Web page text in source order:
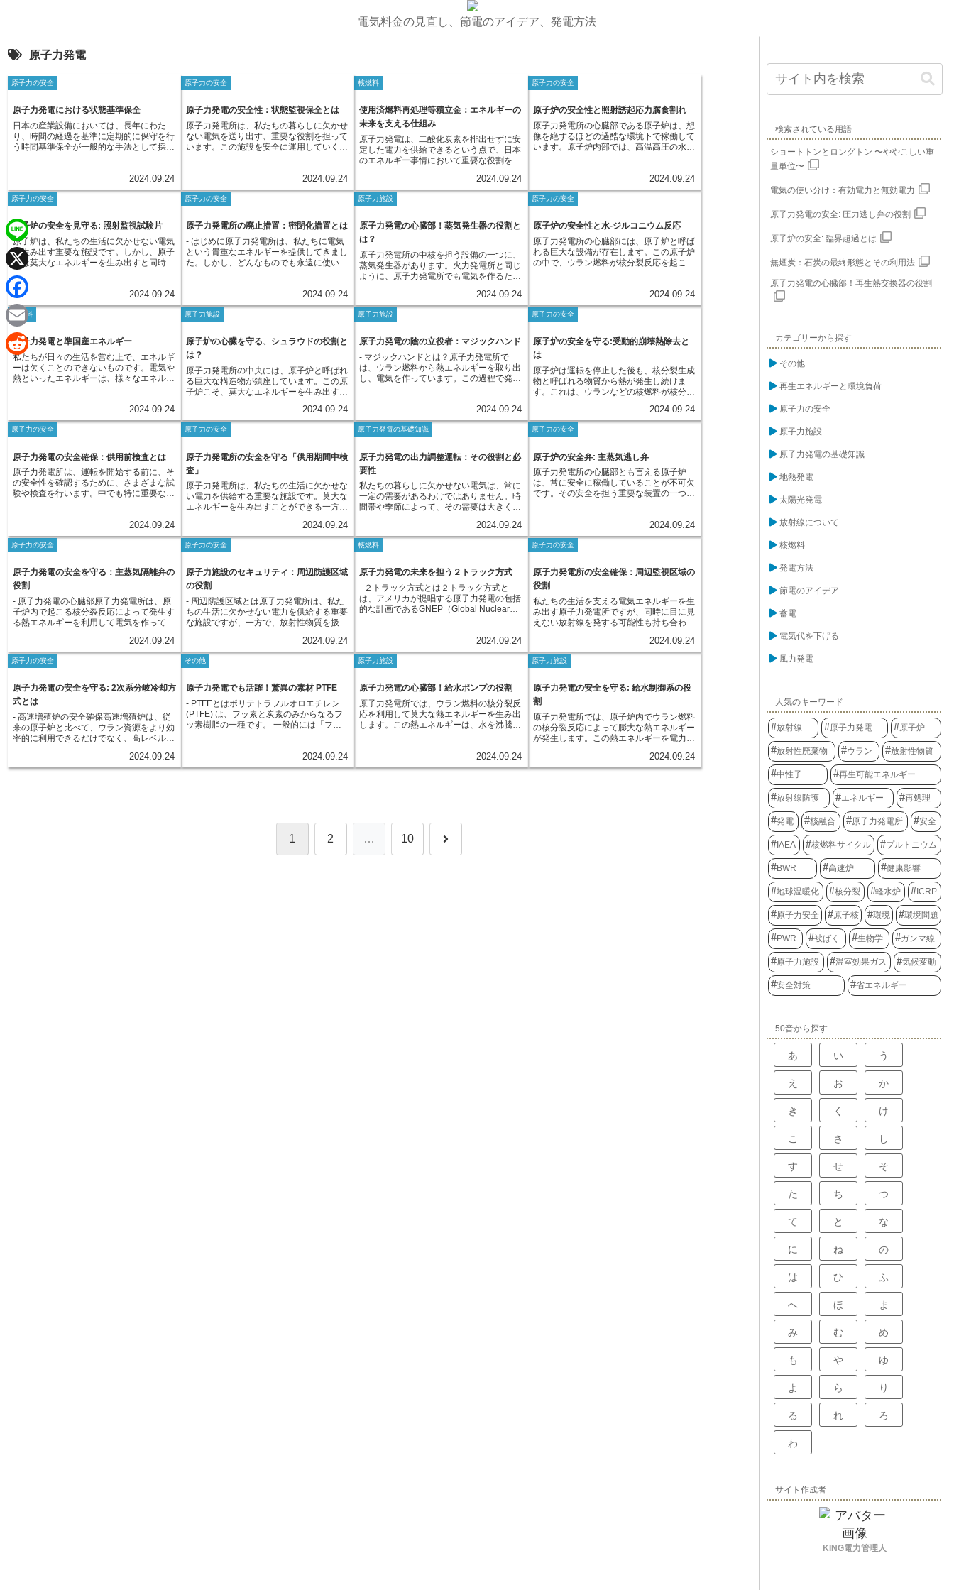
電気料金の見直し、節電のアイデア、発電方法
原子力発電
原子力の安全
原子力発電における状態基準保全
日本の産業設備においては、長年にわた
り、時間の経過を基準に定期的に保守を行
う時間基準保全が一般的な手法として採用
や設備全体の点検を実施するというもので
す。例えば、工場の機械であれば、３ヶ月
に一度、あるいは、稼働時間が1000時間
いった具合です。しかし、この時間基準保
全には、いくつかの問題点が指摘されてい
ます。一つは、設備の実際の状態を考慮せ
ずに、機械的に保守を行ってしまうという
点です。まだ十分に使える状態の部品であ
っても、決められた時期が来れば交換とな
るため、資源の無駄遣いやコスト増加につ
ながりかねません。さらに、必要以上の分
解点検は、設備への負荷を増大させ、結果
的に寿命を縮めてしまうというリスクもは
らんでいます。人が頻繁に機械を分解し、
部品を交換することは、一見、丁寧な保守
のように思えますが、実際には、その過程
で新たな故障を招いたり、部品の劣化を早
めてしまう可能性もあるのです。
2024.09.24
原子力の安全
原子力発電の安全性：状態監視保全とは
原子力発電所は、私たちの暮らしに欠かせ
ない電気を送り出す、重要な役割を担って
います。この施設を安全に運用していくた
ためには適切な保全活動が欠かせません。
ほんの小さな異常も見逃せば、大きな事故
につながりかねないため、様々な保全活動
る保全活動は、大きく分けて「定期検査」
と「予防保全」の二つに分類できます。定
期検査は、法律で定められた期間ごとに行
われる、発電所全体を対象とした大規模な
点検です。この検査では、原子炉やタービ
に、最新技術を用いた検査や、過去の運転
データに基づく評価なども行い、設備の健
全性を多角的に評価します。一方、予防保
視し、異常の兆候を早期に発見して、故障
や事故を未然に防ぐための活動です。例え
ば、センサーを用いて設備の振動や温度、
圧力などを常時監視したり、定期的に設備
の目視点検や油の分析などを行い、異常の
有無を確認します。このように、原子力発
保全活動を通じて、設備の信頼性と安全性
の維持に努めています。
2024.09.24
核燃料
使用済燃料再処理等積立金：エネルギーの
未来を支える仕組み
原子力発電は、二酸化炭素を排出せずに安
定した電力を供給できるという点で、日本
のエネルギー事情において重要な役割を担
発電に伴い使用済燃料が発生します。この
使用済燃料には、放射性物質が含まれてお
り、適切な処理が必要となります。 使用
きるウランやプルトニウムが含まれてお
り、資源の有効活用と放射性廃棄物の減容
化の観点から、再処理を行うことが我が国
の核燃料サイクル政策の基本となっていま
す。再処理とは、使用済燃料からウランと
プルトニウムを分離・回収し、再び原子炉
の燃料として利用できるようにする技術で
す。こうして資源を循環利用することで、
ウラン資源の有効活用と放射性廃棄物の発
生量抑制を同時に実現できます。分離され
発電と呼ばれる発電方法で再びエネルギー
として利用されます。 プルサーマル発電
は、ウラン燃料のみを使用する従来の原子
力発電と比較して、天然ウランの使用量を
抑制し、放射性廃棄物の発生量を低減でき
処理は、資源の有効活用と環境負荷低減の
には高度な技術と費用がかかるため、今後
の技術開発や国際協力が不可欠です。さら
性廃棄物の最終処分についても、国民の理
解と協力が求められています。
2024.09.24
原子力の安全
原子炉の安全性と照射誘起応力腐食割れ
原子力発電所の心臓部である原子炉は、想
像を絶するほどの過酷な環境下で稼働して
います。原子炉内部では、高温高圧の水蒸
このような過酷な環境では、頑丈な金属製
の構造物でさえ、徐々に劣化していく現象
は避けられません。その中でも、特に注意
（IASCC）』と呼ばれる現象です。これ
は、材料が高温の水に触れている状態で、
さらに外部からの圧力や内部の歪みなどに
よって応力が加わると、放射線の影響も相
まって、通常では考えられないほど脆く、
属製のスプーンを想像してみてください。
このスプーンを高温の熱湯に浸し続けなが
ら、同時に曲げたり伸ばしたりする力を加
第に変形し、最終的には折れてしまうでし
ょう。IASCCは、これと似たようなことが
原子炉内部の金属材料で起こるとイメージ
すると分かりやすいかもしれません。この
ように、IASCCは原子力発電所の安全運転
を脅かす可能性のある深刻な問題です。そ
し、その対策を講じるための研究が世界中
で進められています。
2024.09.24
原子力の安全
原子炉の安全を見守る: 照射監視試験片
原子炉は、私たちの生活に欠かせない電気
を生み出す重要な施設です。しかし、原子
炉は莫大なエネルギーを生み出すと同時
に、目に見えない危険も抱えています。原
子炉の中心部では、核分裂反応によって強
烈な放射線が常に発生しています。原子炉
圧力容器は、この危険な放射線から私たち
を守るための重要な役割を担っています。
この容器は、高熱や高圧に耐えるように設
計された頑丈な構造物ですが、常に放射線
を浴び続けることで、その強さに影響が出
ることがあります。原子炉から放出される
放射線には、高速で飛び回る中性子と呼ば
れる小さな粒子が含まれています。中性子
「照射脆化」と呼びます。照射脆化が進む
と、圧力容器の材料は、もろくなってしま
い、衝撃や圧力に弱くなってしまいます。
最悪の場合、亀裂が入ったり、破損したり
する可能性も考えられます。これは、原子
炉の安全性を大きく脅かす重大な事故に繋
がりかねません。そのため、原子炉圧力容
器の状態を常に監視し、材料の脆化を抑制
2024.09.24
原子力の安全
原子力発電所の廃止措置：密閉化措置とは
- はじめに原子力発電所は、私たちに電気
という貴重なエネルギーを提供してきまし
た。しかし、どんなものでも永遠に使い続
は、安全に、そして確実に、運転を停止
し、後始末を行う必要があります。これを
廃止措置と呼びます。廃止措置にはいくつ
つである「密閉化措置」について詳しく解
説していきます。密閉化措置とは、原子炉
や放射性物質を扱う設備などを、人が容易
に立ち入ることができないよう、コンクリ
ートや鋼鉄などで頑丈に密閉する方法で
す。密閉された施設は、厳重な管理と監視
質の漏えいを防ぎます。密閉化措置は、他
の廃止措置と比較して、比較的短期間で完
了できるという利点があります。また、施
作業に伴う放射線被ばくのリスクを低減で
きるというメリットもあります。しかし、
長期間にわたって施設を管理し続ける必要
があるため、その間の費用や環境への影響
を考慮する必要があります。密閉化措置
は、原子力発電所の廃止措置における重要
の状況に応じて、最適な方法を選択してい
くことが大切です。
2024.09.24
原子力施設
原子力発電の心臓部！蒸気発生器の役割と
は？
原子力発電所の中核を担う設備の一つに、
蒸気発生器があります。火力発電所と同じ
ように、原子力発電所でも電気を作るため
す。そのタービンを動かすために欠かせな
いのが、高圧の蒸気です。火力発電所では
石炭や石油などを燃やして水を沸騰させ、
では、原子炉で発生させた熱を利用して蒸
担っているのが蒸気発生器です。蒸気発生
器の内部には多数の細長い管が束状に設置
されており、その管の中を原子炉で熱せら
環しており、熱い管に触れることで冷却水
は沸騰し、高圧の蒸気に変化します。発生
した蒸気はタービンへと送られ、タービン
を回転させることで発電機が動き、電気が
子炉で作られた熱エネルギーを、電気エネ
ルギーに変換する過程で重要な役割を担っ
ています。原子力発電所において、蒸気発
生器はまさに「発電の要」といえるでしょ
う。
2024.09.24
原子力の安全
原子炉の安全性と水-ジルコニウム反応
原子力発電所の心臓部には、原子炉と呼ば
れる巨大な設備が存在します。この原子炉
の中で、ウラン燃料が核分裂反応を起こ
回し、発電機を動かす力の源です。原子炉
内で核分裂反応を起こしているウラン燃料
は、金属製の被覆管と呼ばれる頑丈な容器
燃料が核分裂反応を起こす際に発生する高
温や高圧に耐えうるだけでなく、燃料から
発生する放射性物質が外部に漏れ出すのを
防ぐ役割も担っています。被覆管は、原子
炉の安全性を確保する上で非常に重要な役
割を担っています。もし被覆管が破損した
深刻な事故につながる可能性があります。
そのため、被覆管は、高い強度と耐腐食性
を備えた特別な金属で作られており、製造
います。原子力発電は、二酸化炭素を排出
しないクリーンなエネルギー源として期待
されていますが、安全性を確保するために
は、原子炉の心臓部である燃料をしっかり
と守ることが何よりも重要です。
2024.09.24
核燃料
原子力発電と準国産エネルギー
私たちが日々の生活を営む上で、エネルギ
ーは欠くことのできないものです。電気や
熱といったエネルギーは、様々なエネルギ
られます。一つは、海外からの輸入に頼っ
ているエネルギー源です。もう一つは、国
内でエネルギーを得られる、いわゆる国産
いられる石炭や石油、天然ガスは、そのほ
とんどを輸入に頼っているため、前者の代
表例といえます。一方、水力発電や太陽光
発電、風力発電といった再生可能エネルギ
ーは、太陽光や水の流れ、風の力といった
に分類されるのでしょうか。原子力発電
は、ウランという物質が持つエネルギーを
利用して電気を作っています。しかし、こ
れず、海外からの輸入に依存しています。
そのため、原子力発電は、国産エネルギー
ではなく、火力発電と同様に輸入エネルギ
ーに分類されるのです。
2024.09.24
原子力施設
原子炉の心臓を守る、シュラウドの役割と
は？
原子力発電所の中央には、原子炉と呼ばれ
る巨大な構造物が鎮座しています。この原
子炉こそ、莫大なエネルギーを生み出す源
です。炉心は、原子力発電のまさに中核を
担う部分であり、ウラン燃料を封じた燃料
集合体や、核分裂反応の速度を調整する制
まれています。 燃料集合体の中では、ウ
ランの核分裂反応が連鎖的に起こり、膨大
な熱エネルギーが生まれます。この熱エネ
ルギーを取り出すために、炉心には冷却材
である水が循環しています。水が熱を奪い
ながら蒸気へと変化し、その蒸気がタービ
ンを回転させることで、発電機が駆動し、
電気エネルギーが作り出されるのです。
このように、原子炉の心臓部である炉心
は、核分裂反応という原子力の力を、私た
る、極めて重要な役割を担っているので
す。
2024.09.24
原子力施設
原子力発電の陰の立役者：マジックハンド
- マジックハンドとは？原子力発電所で
は、ウラン燃料から熱エネルギーを取り出
し、電気を作っています。この過程で発生
人体に影響を与える可能性があるため、発
電所内では、放射線を遮蔽したり、離れた
場所から作業を行うなど、様々な工夫が凝
ハンド」の愛称で呼ばれる「マニピュレー
ター」です。マニピュレーターは、人間の
手のように動く遠隔操作装置で、放射線量
の多い場所で、人が近づかずに作業を行う
ことを可能にします。まるでSF映画に登
場するロボットアームを操縦するような感
取り扱うことができます。マニピュレータ
ーの先端には、様々な形状のものが取り付
けられます。例えば、物を掴むためのもの
ものなどがあり、用途に応じて使い分けら
れます。これにより、燃料の交換や点検、
修理など、原子力発電所の様々な作業を、
安全かつ正確に行うことが可能となりま
す。原子力発電所において、マニピュレー
2024.09.24
原子力の安全
原子炉の安全を守る:受動的崩壊熱除去と
は
原子炉は運転を停止した後も、核分裂生成
物と呼ばれる物質から熱が発生し続けま
す。これは、ウランなどの核燃料が核分裂
れが安定な状態に戻ろうとする際に熱を放
出するためです。この熱を崩壊熱と呼びま
す。崩壊熱は、原子炉の運転時と比べると
ものではありません。原子炉が停止した直
後には、運転時の数パーセント程度の熱が
発生しており、時間の経過とともに徐々に
減少していきます。しかし、完全に崩壊熱
がなくなるまでには、非常に長い時間がか
なかった場合、原子炉内の温度が上昇し、
最悪の場合には炉心溶融などの深刻な事故
につながる可能性があります。そのため、
原子炉には、停止後も冷却水を循環させる
テムが備わっています。このシステムは、
非常用電源からも電力を供給できるように
計されています。
2024.09.24
原子力の安全
原子力発電の安全確保：供用前検査とは
原子力発電所は、運転を開始する前に、そ
の安全性を確認するために、さまざまな試
験や検査を行います。中でも特に重要なの
電所の主要な設備が、設計通りに正しく作
られており、安全に運転できる状態にある
かどうかを、実際に運転する前に徹底的に
料の強度や溶接部の状態などを確認する非
破壊検査や、電気系統や計装システムが正
常に動作するかを確認する機能検査、実際
に機器を動かして性能を確認する試運転な
ど、多岐にわたる検査項目が設定されてい
ます。供用前検査は、原子力発電所の安全
重要な役割を担っており、検査は国の厳し
い基準に基づいて、専門的な知識と経験を
持つ検査官によって実施されます。そし
て、原子力発電所は運転を開始することが
許可されます。
2024.09.24
原子力の安全
原子力発電所の安全を守る「供用期間中検
査」
原子力発電所は、私たちの生活に欠かせな
い電力を供給する重要な施設です。莫大な
エネルギーを生み出すことができる一方
項であることは言うまでもありません。原
子力発電所では、万が一事故が発生した場
合、環境や人々の健康に深刻な影響を与え
求められます。原子力発電所の安全確保
は、設計・建設段階から始まります。発電
所は、地震や津波などの自然災害に耐えう
る頑丈な構造を持つよう設計され、建設に
は厳格な品質管理が求められます。材料の
選定から組み立て、検査に至るまで、あら
ゆる工程において細心の注意が払われ、安
全性を確保するための厳格な基準が設けら
れています。運転開始後も、原子力発電所
の安全に対する取り組みは終わりません。
の健全性を常に確認しています。さらに、
運転員の訓練や教育も重要な要素です。原
子力発電所の運転には高度な知識と技術が
求められるため、運転員は厳しい訓練を受
け、緊急時にも適切に対応できるよう備え
は、設計、建設、運転、保守、そして人材
育成に至るまで、あらゆる面において安全
確保のためのたゆまぬ努力が続けられてい
2024.09.24
原子力発電の基礎知識
原子力発電の出力調整運転：その役割と必
要性
私たちの暮らしに欠かせない電気は、常に
一定の需要があるわけではありません。時
間帯や季節によって、その需要は大きく変
使用が増えるため、電力需要はピークを迎
えますが、反対に夜間や冬の寒い時期に
は、電力需要は低下します。このような電
気を供給するためには、発電所の出力調整
が非常に重要となります。電力需要が少な
い時間帯には発電量を抑制し、反対に需要
が増加する時間帯には発電量を増やすこと
で、需要と供給のバランスを保つ必要があ
て発電所の出力を調整することを「出力調
整運転」と呼びます。出力調整運転は、電
力系統の安定化、ひいては私たちの生活や
経済活動を支える上で、非常に重要な役割
2024.09.24
原子力の安全
原子炉の安全弁: 主蒸気逃し弁
原子力発電所の心臓部とも言える原子炉
は、常に安全に稼働していることが不可欠
です。その安全を担う重要な装置の一つ
ビンを回し発電する、加圧水型原子炉
(PWR)というタイプの原子炉に設置されて
います。主蒸気逃し弁は、原子炉内で蒸気
出された蒸気の圧力が、異常に上昇した場
合に作動します。蒸気発生器で発生した蒸
気は通常、タービンへと送られますが、何
らかの原因でタービンへ蒸気を送ることが
できない状態になると、原子炉内の圧力が
上昇し、原子炉の安全運転に支障をきたす
ため、主蒸気逃し弁は、原子炉内の圧力が
設定値を超えた場合、自動的に開きます。
そして、過剰な蒸気を大気中に放出するこ
ち、原子炉の安全を維持します。これは、
ちょうど圧力鍋の安全弁と同じような役割
を果たしていると言えます。主蒸気逃し弁
は、原子炉の安全を確保するために非常に
重要な役割を担っているのです。
2024.09.24
原子力の安全
原子力発電の安全を守る：主蒸気隔離弁の
役割
- 原子力発電の心臓部原子力発電所は、原
子炉内で起こる核分裂反応によって発生す
る熱エネルギーを利用して電気を作ってい
とタービンをつなぐ重要な役割を担うのが
主蒸気管です。原子炉の中では、核燃料で
あるウランの核分裂反応によって膨大な熱
する冷却材を加熱するために利用されま
す。加熱された冷却材は、蒸気発生器へと
送られ、そこで二次系の水と熱交換を行い
ます。この熱交換によって、二次系では高
温高圧の蒸気が生成されます。こうして生
成された高温高圧の蒸気は、主蒸気管を通
ってタービンへと送られます。タービン
は、蒸気の持つ熱エネルギーを運動エネル
ギーに変換する装置です。タービンに送ら
2024.09.24
原子力の安全
原子力施設のセキュリティ：周辺防護区域
の役割
- 周辺防護区域とは原子力発電所は、私た
ちの生活に欠かせない電力を供給する重要
な施設ですが、一方で、放射性物質を扱う
す。原子力施設の安全を確保するために、
法律に基づいて様々な対策が講じられてい
ますが、その中でも特に重要なもののひと
護区域とは、原子力発電所などの原子力施
設において、放射性物質を保管する建物の
周囲に設定される特別な区域のことです。
この区域は、テロや不正アクセスなどの脅
威から施設を守るための最後の砦として機
等規制法という法律に基づいて厳格に定め
られています。具体的には、原子炉の出力
や種類、そして核燃料物質の種類や量に応
た、監視カメラやセンサーなどの高度なセ
キュリティシステムが導入され、24時間体
一、不正侵入を試みる者がいた場合でも、
2024.09.24
核燃料
原子力発電の未来を担う２トラック方式
- ２トラック方式とは２トラック方式と
は、アメリカが提唱する原子力発電の包括
的な計画であるGNEP（Global Nuclear
す。これは、原子力発電を持続可能なエネ
ルギー源として確立し、同時に、放射性廃
棄物の問題を根本的に解決することを目指
的な視点と長期的な視点を組み合わせた段
階的なアプローチを採用している点にあり
ます。まず、短期的な視点としては、現在
主流であるウランを燃料とする原子力発電
技術を改良し、より効率的に利用すること
の原子炉よりもウランの利用効率を高めた
新型炉の開発や、運転済燃料を再処理して
よりも資源量の豊富なプルトニウムを燃料
として利用できるため、エネルギー資源の
枯渇問題を解決する可能性を秘めていま
す。さらに、閉じた燃料サイクル技術を用
2024.09.24
原子力の安全
原子力発電所の安全確保：周辺監視区域の
役割
私たちの生活を支える電気エネルギーを生
み出す原子力発電所ですが、同時に目に見
えない放射線を発する可能性も持ち合わせ
め、原子力発電所の周りには、周辺監視区
域と呼ばれる特別なエリアが設けられてい
ます。 この区域は、原子力施設から発生
の安全を確保するための重要な役割を担っ
ています。周辺監視区域内では、放射線の
レベルを測定するための様々な機器が設置
され、専門家が定期的に測定や分析を行っ
ています。もしも放射線量が上昇した場
合、速やかに警報が鳴り、関係機関に情報
が伝えられます。そして、状況に応じて住
民の避難などの適切な措置が取られること
になります。周辺監視区域は、原子力発電
2024.09.24
原子力の安全
原子力発電の安全を守る: 2次系分岐冷却方
式とは
- 高速増殖炉の安全確保高速増殖炉は、従
来の原子炉と比べて、ウラン資源をより効
率的に利用できるだけでなく、高レベル放
た、次世代の原子炉として期待されていま
す。しかし、高速増殖炉は高い出力密度と
2024.09.24
その他
原子力発電でも活躍！驚異の素材 PTFE
- PTFEとはポリテトラフルオロエチレン
(PTFE) は、フッ素と炭素のみからなるフ
ッ素樹脂の一種です。 一般的には「フッ
りでもフライパンのコーティングなどに使
われています。PTFEは、その分子構造に
けることがなく、酸やアルカリ、有機溶媒
から、原子力発電所では、腐食性のある物
質を扱う配管やバルブのシール材などに利
2024.09.24
原子力施設
原子力発電の心臓部！給水ポンプの役割
原子力発電所では、ウラン燃料の核分裂反
応を利用して莫大な熱エネルギーを生み出
します。この熱エネルギーは、水を沸騰さ
れる巨大な羽根車を勢いよく回転させま
す。そして、タービンに連結された発電機
連の発電プロセスにおいて、水を循環させ
子炉で熱せられた水は蒸気となり、タービ
ンを回転させた後は、復水器で再び水に戻
2024.09.24
原子力施設
原子力発電の安全を守る: 給水制御系の役
割
原子力発電所では、原子炉内でウラン燃料
の核分裂反応によって膨大な熱エネルギー
が発生します。この熱エネルギーを電力に
給するために、発電所には様々なシステム
が備わっています。中でも、給水制御系は
2024.09.24
1 2 … 10 次
検索されている用語
ショートトンとロングトン 〜ややこしい重
量単位〜
電気の使い分け：有効電力と無効電力
原子力発電の安全: 圧力逃し弁の役割
原子炉の安全: 臨界超過とは
無煙炭：石炭の最終形態とその利用法
原子力発電の心臓部！再生熱交換器の役割
カテゴリーから探す
その他
再生エネルギーと環境負荷
原子力の安全
原子力施設
原子力発電の基礎知識
地熱発電
太陽光発電
放射線について
核燃料
発電方法
節電のアイデア
蓄電
電気代を下げる
風力発電
人気のキーワード
放射線 原子力発電 原子炉
放射性廃棄物 ウラン 放射性物質
中性子 再生可能エネルギー
放射線防護 エネルギー 再処理
発電 核融合 原子力発電所 安全
IAEA 核燃料サイクル プルトニウム
BWR 高速炉 健康影響
地球温暖化 核分裂 軽水炉 ICRP
原子力安全 原子核 環境 環境問題
PWR 被ばく 生物学 ガンマ線
原子力施設 温室効果ガス 気候変動
安全対策 省エネルギー
50音から探す
あ い う
え お か
き く け
こ さ し
す せ そ
た ち つ
て と な
に ね の
は ひ ふ
へ ほ ま
み む め
も や ゆ
よ ら り
る れ ろ
わ
サイト作成者
KING電力管理人
L
n
e
X
F
a
c
o
E
m
R
d